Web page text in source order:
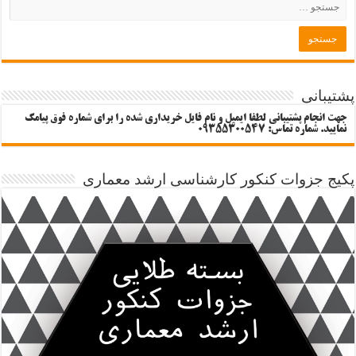
پشتیبانی
جهت انجام پشتیبانی لطفا ایمیل و نام فایل خریداری شده را برای شماره فوق پیامک
نمایید. شماره تماس: 09355300547
پکیج جزوات کنکور کارشناسی ارشد معماری